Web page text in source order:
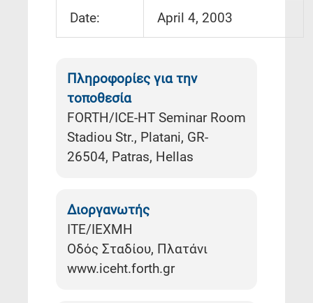
Date: April 4, 2003
Πληροφορίες για την
τοποθεσία
FORTH/ICE-HT Seminar Room
Stadiou Str., Platani, GR-
26504, Patras, Hellas
Διοργανωτής
ΙΤΕ/ΙΕΧΜΗ
Οδός Σταδίου, Πλατάνι
www.iceht.forth.gr